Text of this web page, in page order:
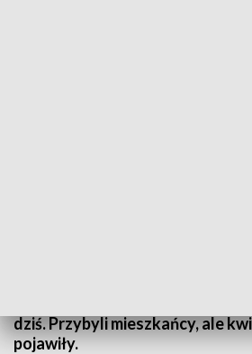
dziś. Przybyli mieszkańcy, ale
pojawiły.